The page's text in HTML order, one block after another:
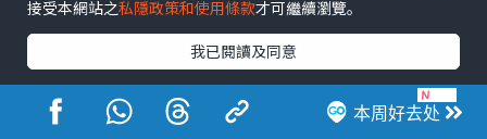
本周好去处
接受本網站之私隱政策和使用條款才可繼續瀏覽。
我已閱讀及同意